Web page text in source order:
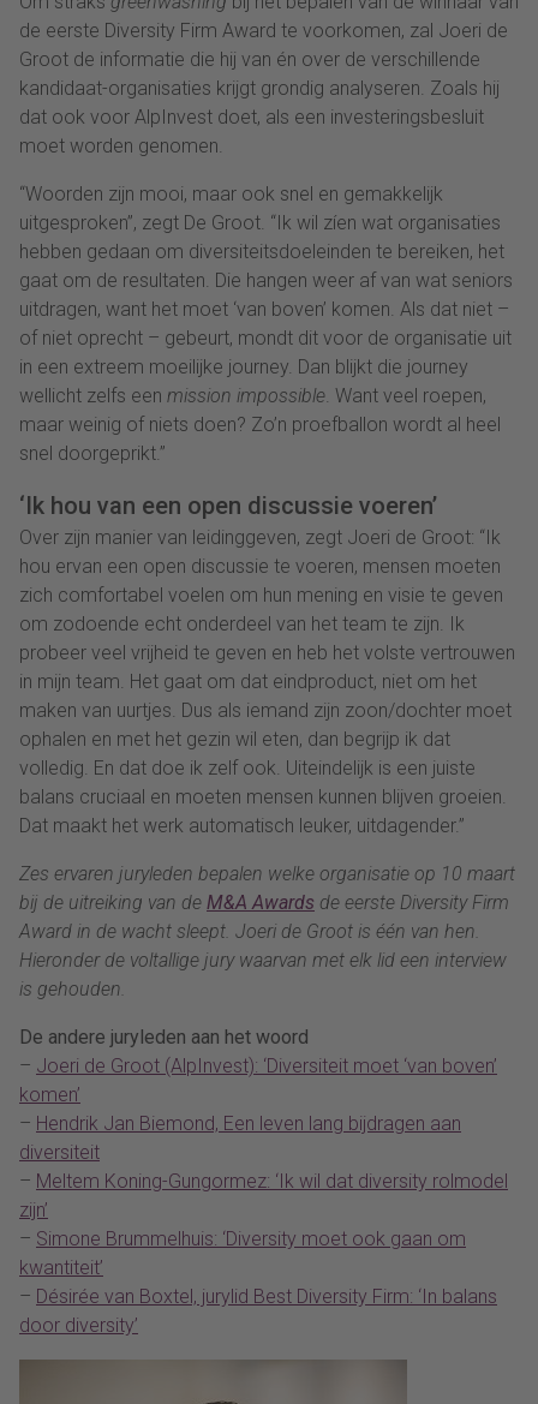
de eerste Diversity Firm Award te voorkomen, zal Joeri de
Groot de informatie die hij van én over de verschillende
kandidaat-organisaties krijgt grondig analyseren. Zoals hij
dat ook voor AlpInvest doet, als een investeringsbesluit
moet worden genomen.
“Woorden zijn mooi, maar ook snel en gemakkelijk
uitgesproken”, zegt De Groot. “Ik wil zíen wat organisaties
hebben gedaan om diversiteitsdoeleinden te bereiken, het
gaat om de resultaten. Die hangen weer af van wat seniors
uitdragen, want het moet ‘van boven’ komen. Als dat niet –
of niet oprecht – gebeurt, mondt dit voor de organisatie uit
in een extreem moeilijke journey. Dan blijkt die journey
wellicht zelfs een mission impossible. Want veel roepen,
maar weinig of niets doen? Zo’n proefballon wordt al heel
snel doorgeprikt.”
‘Ik hou van een open discussie voeren’
Over zijn manier van leidinggeven, zegt Joeri de Groot: “Ik
hou ervan een open discussie te voeren, mensen moeten
zich comfortabel voelen om hun mening en visie te geven
om zodoende echt onderdeel van het team te zijn. Ik
probeer veel vrijheid te geven en heb het volste vertrouwen
in mijn team. Het gaat om dat eindproduct, niet om het
maken van uurtjes. Dus als iemand zijn zoon/dochter moet
ophalen en met het gezin wil eten, dan begrijp ik dat
volledig. En dat doe ik zelf ook. Uiteindelijk is een juiste
balans cruciaal en moeten mensen kunnen blijven groeien.
Dat maakt het werk automatisch leuker, uitdagender.”
Zes ervaren juryleden bepalen welke organisatie op 10 maart
bij de uitreiking van de M&A Awards de eerste Diversity Firm
Award in de wacht sleept. Joeri de Groot is één van hen.
Hieronder de voltallige jury waarvan met elk lid een interview
is gehouden.
De andere juryleden aan het woord
– Joeri de Groot (AlpInvest): ‘Diversiteit moet ‘van boven’
komen’
– Hendrik Jan Biemond, Een leven lang bijdragen aan
diversiteit
– Meltem Koning-Gungormez: ‘Ik wil dat diversity rolmodel
zijn’
– Simone Brummelhuis: ‘Diversity moet ook gaan om
kwantiteit’
– Désirée van Boxtel, jurylid Best Diversity Firm: ‘In balans
door diversity’